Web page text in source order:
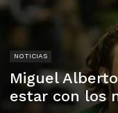
NOTICIAS
Miguel
estar con los